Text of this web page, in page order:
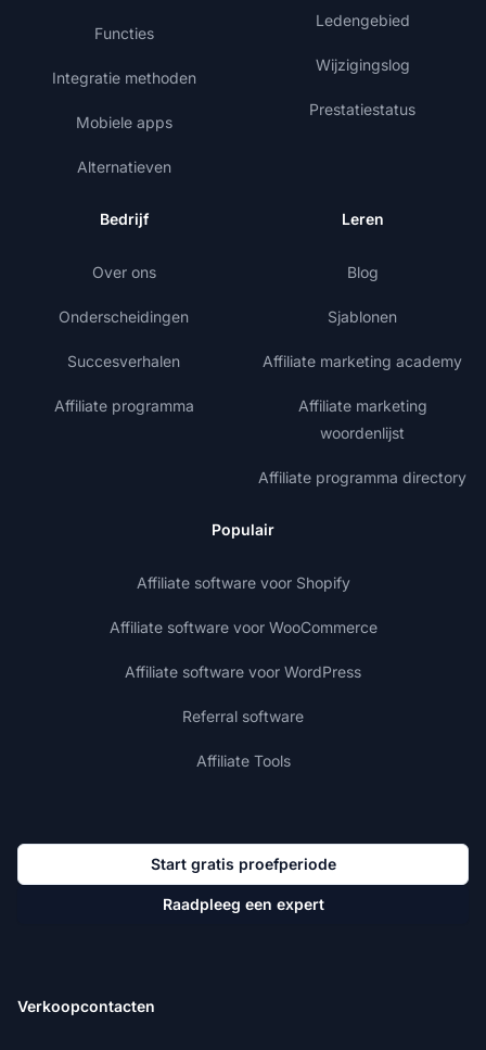
Functies
Integratie methoden
Mobiele apps
Alternatieven
Ledengebied
Wijzigingslog
Prestatiestatus
Bedrijf
Over ons
Onderscheidingen
Succesverhalen
Affiliate programma
Leren
Blog
Sjablonen
Affiliate marketing academy
Affiliate marketing
woordenlijst
Affiliate programma directory
Populair
Affiliate software voor Shopify
Affiliate software voor WooCommerce
Affiliate software voor WordPress
Referral software
Affiliate Tools
Start gratis proefperiode
Raadpleeg een expert
Verkoopcontacten